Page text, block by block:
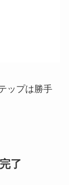
ップは勝手
了